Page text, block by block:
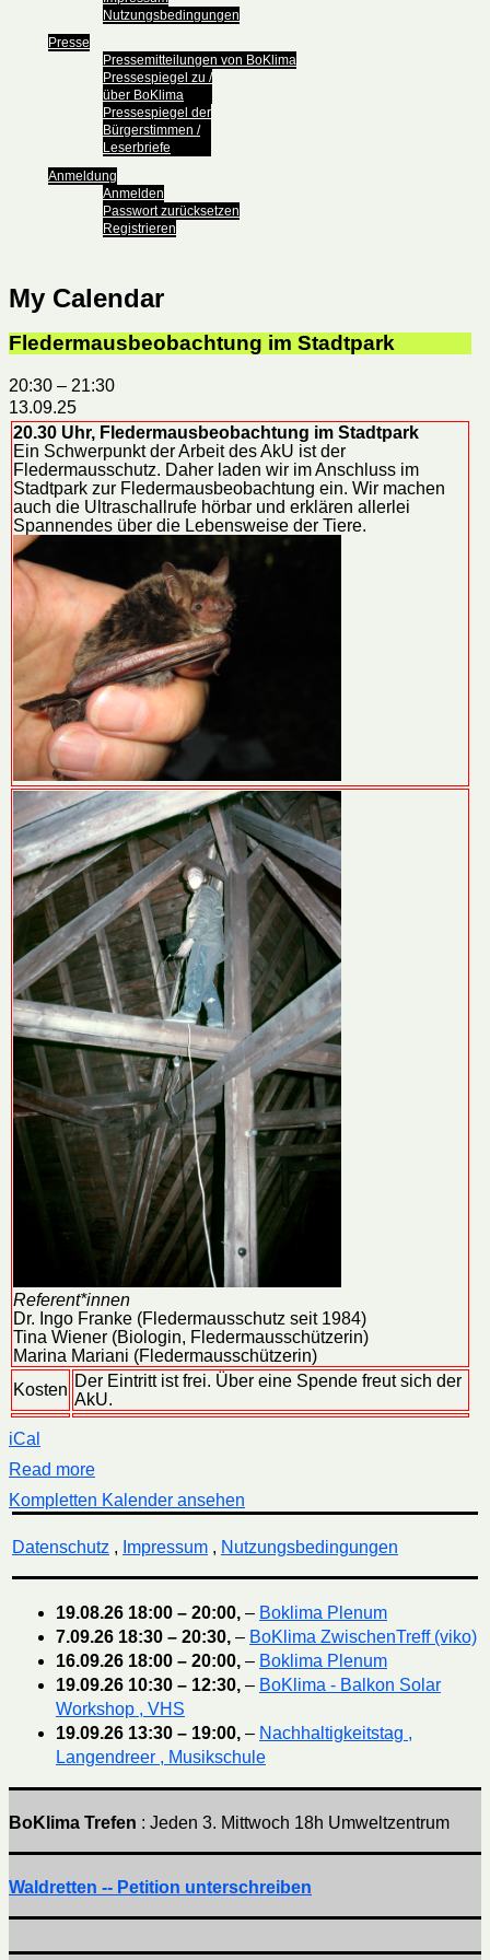
Nutzungsbedingungen
Presse
Pressemitteilungen von BoKlima
Pressespiegel zu /
über BoKlima
Pressespiegel der
Bürgerstimmen /
Leserbriefe
Anmeldung
Anmelden
Passwort zurücksetzen
Registrieren
My Calendar
Fledermausbeobachtung im Stadtpark
20:30 – 21:30
13.09.25
20.30 Uhr, Fledermausbeobachtung im Stadtpark
Ein Schwerpunkt der Arbeit des AkU ist der
Fledermausschutz. Daher laden wir im Anschluss im
Stadtpark zur Fledermausbeobachtung ein. Wir machen
auch die Ultraschallrufe hörbar und erklären allerlei
Spannendes über die Lebensweise der Tiere.
Referent*innen
Dr. Ingo Franke (Fledermausschutz seit 1984)
Tina Wiener (Biologin, Fledermausschützerin)
Marina Mariani (Fledermausschützerin)
Kosten Der Eintritt ist frei. Über eine Spende freut sich der
AkU.
iCal
Read more
Kompletten Kalender ansehen
Datenschutz , Impressum, Nutzungsbedingungen
19.08.26 18:00 – 20:00, – Boklima Plenum
7.09.26 18:30 – 20:30, – BoKlima ZwischenTreff (viko)
16.09.26 18:00 – 20:00, – Boklima Plenum
19.09.26 10:30 – 12:30, – BoKlima - Balkon Solar
Workshop , VHS
19.09.26 13:30 – 19:00, – Nachhaltigkeitstag ,
Langendreer , Musikschule
BoKlima Trefen : Jeden 3. Mittwoch 18h Umweltzentrum
Waldretten -- Petition unterschreiben